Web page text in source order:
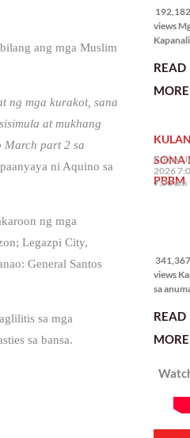
ang mga Muslim
ng mga kurakot, sana
at mukhang
March part 2 sa
ni Aquino sa
ng mga
Legazpi City,
General Santos
sa mga
sa bansa.
views
State of
Marcos
READ
MORE
SONA
PBBM
Friday,
2026
7:00 am
views
sa
planong
sadyang
READ
MORE